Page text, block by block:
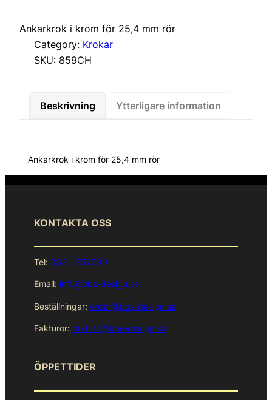
Ankarkrok i krom för 25,4 mm rör
Category: Krokar
SKU: 859CH
Beskrivning Ytterligare information
Ankarkrok i krom för 25,4 mm rör
KONTAKTA OSS
Tel: 033 – 257090
Email: info@bbs-design.se
Beställningar: order@bbs-design.se
Fakturor: faktura@bbs-design.se
ÖPPETTIDER